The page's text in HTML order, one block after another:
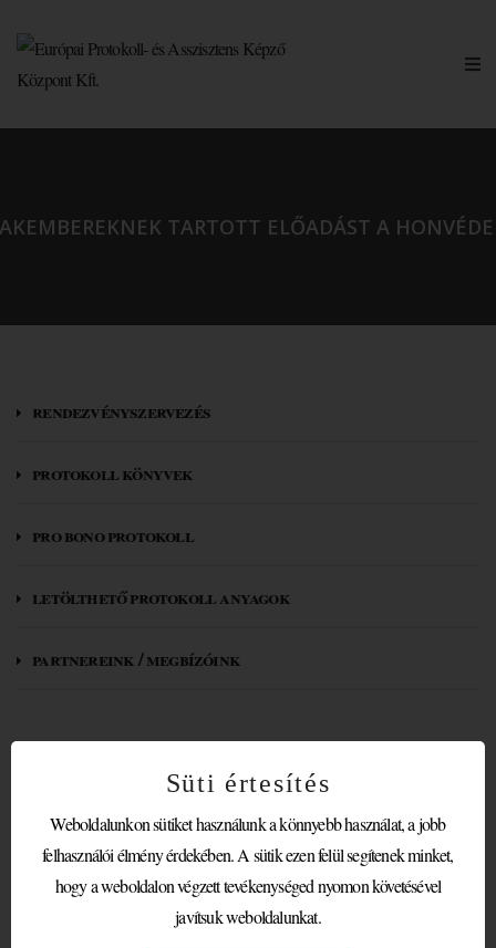
TARTOTT ELŐADÁST A
rendezvényszervezés
protokoll könyvek
pro bono protokoll
letölthető protokoll anyagok
partnereink / megbízóink
SZAKEMBEREKNEK
TARTOTT ELŐADÁST A
HONVÉDELMI
MINISZTER
Süti értesítés
Weboldalunkon sütiket használunk a könnyebb használat, a jobb
felhasználói élmény érdekében. A sütik ezen felül segítenek minket,
hogy a weboldalon végzett tevékenységed nyomon követésével
javítsuk weboldalunkat.